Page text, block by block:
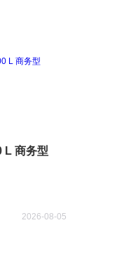
L 商务型
2026-08-05